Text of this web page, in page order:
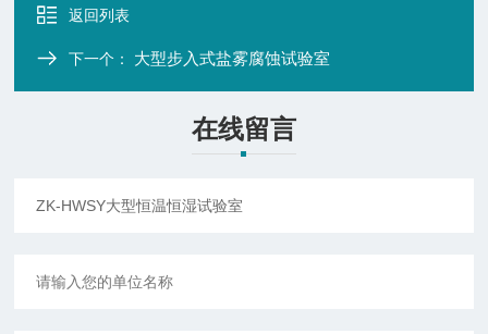
返回列表
下一个： 大型步入式盐雾腐蚀试验室
在线留言